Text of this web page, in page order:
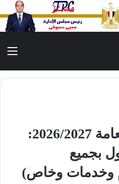
تنسيق الثانوية العامة 2026/2027:
بجميع
وخدمات وخاص)